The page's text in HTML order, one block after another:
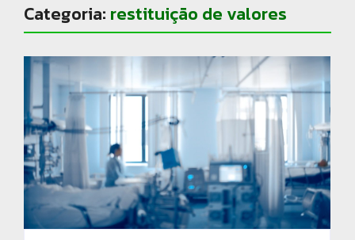
Categoria: restituição de valores